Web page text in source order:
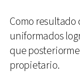
Como
uniformados
que
propietario.